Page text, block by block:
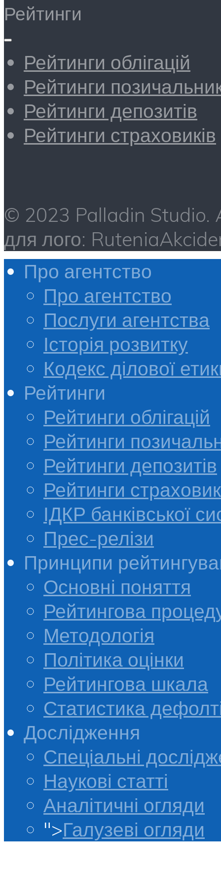
Рейтинги
Рейтинги облігацій
Рейтинги
Рейтинги депозитів
Рейтинги страховиків
© 2023 Palladin
для лого:
Про агентство
Про агентство
Послуги агентства
Історія розвитку
Кодекс ділової
Рейтинги
Рейтинги облігацій
Рейтинги
Рейтинги депозитів
Рейтинги
ІДКР банківської
Прес-релізи
Принципи
Основні поняття
Рейтингова
Методологія
Політика оцінки
Рейтингова шкала
Статистика
Дослідження
Спеціальні
Наукові статті
Аналітичні огляди
">Галузеві огляди